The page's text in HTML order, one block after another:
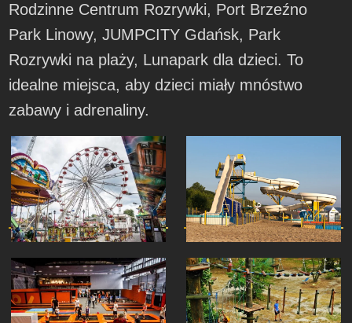
Rodzinne Centrum Rozrywki, Port Brzeźno
Park Linowy, JUMPCITY Gdańsk, Park
Rozrywki na plaży, Lunapark dla dzieci. To
idealne miejsca, aby dzieci miały mnóstwo
zabawy i adrenaliny.